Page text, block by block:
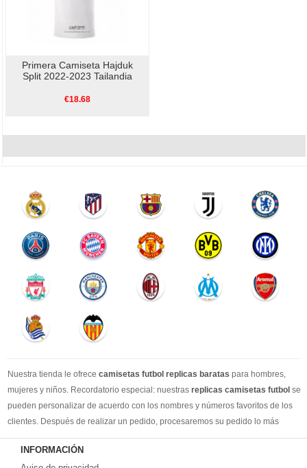
Primera Camiseta Hajduk
Split 2022-2023 Tailandia
€18.68
Nuestra tienda le ofrece camisetas futbol replicas baratas para hombres,
mujeres y niños. Recordatorio especial: nuestras replicas camisetas futbol se
pueden personalizar de acuerdo con los nombres y números favoritos de los
clientes. Después de realizar un pedido, procesaremos su pedido lo más
rápido posible, para que pueda recibir su camisetas de fútbol favorita cuando
la necesite. DHL / EMS / China Post y otro expreso, puede elegir libremente.
INFORMACIÓN